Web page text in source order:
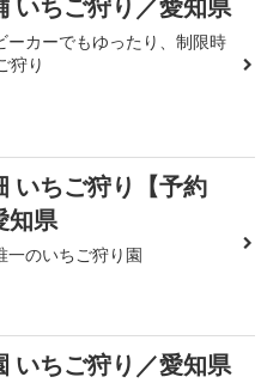
いちご狩り／愛知県
ーカーでもゆったり、制限時
狩り
いちご狩り【予約
知県
一のいちご狩り園
いちご狩り／愛知県